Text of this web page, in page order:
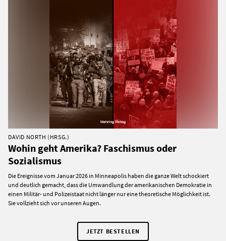
DAVID NORTH (HRSG.)
Wohin geht Amerika? Faschismus oder
Sozialismus
Die Ereignisse vom Januar 2026 in Minneapolis haben die ganze Welt schockiert
und deutlich gemacht, dass die Umwandlung der amerikanischen Demokratie in
einen Militär- und Polizeistaat nicht länger nur eine theoretische Möglichkeit ist.
Sie vollzieht sich vor unseren Augen.
JETZT BESTELLEN